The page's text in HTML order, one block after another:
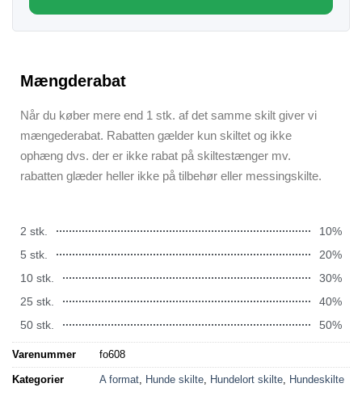
Mængderabat
Når du køber mere end 1 stk. af det samme skilt giver vi
mængederabat. Rabatten gælder kun skiltet og ikke
ophæng dvs. der er ikke rabat på skiltestænger mv.
rabatten glæder heller ikke på tilbehør eller messingskilte.
2 stk.
10%
5 stk.
20%
10 stk.
30%
25 stk.
40%
50 stk.
50%
Varenummer fo608
Kategorier A format, Hunde skilte, Hundelort skilte, Hundeskilte